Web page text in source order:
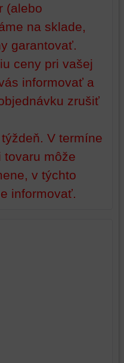
(alebo
na sklade,
garantovať.
ceny pri vašej
informovať a
zrušiť
V termíne
tovaru môže
v týchto
informovať.